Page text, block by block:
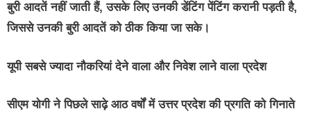
बुरी आदतें नहीं जाती हैं, उसके लिए उनकी डेंटिंग पेंटिंग करानी पड़ती है,
जिससे उनकी बुरी आदतें को ठीक किया जा सके।
यूपी सबसे ज्यादा नौकरियां देने वाला और निवेश लाने वाला प्रदेश
सीएम योगी ने पिछले साढ़े आठ वर्षों में उत्तर प्रदेश की प्रगति को गिनाते